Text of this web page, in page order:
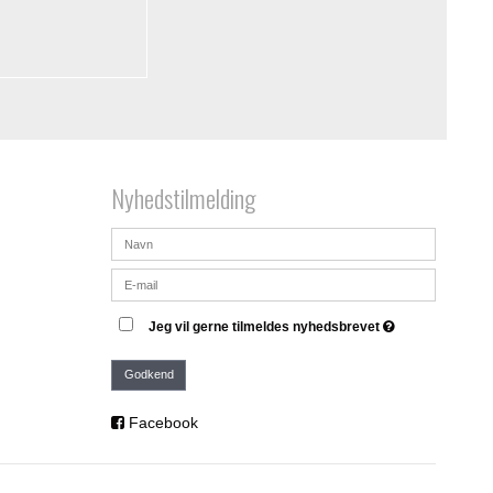
Nyhedstilmelding
Jeg vil gerne tilmeldes nyhedsbrevet
Godkend
Facebook